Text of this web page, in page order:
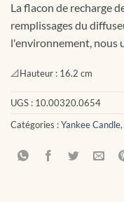
La flacon de recharge
remplissages du
l'environnement, nous
📐Hauteur : 16.2 cm
UGS : 10.00320.0654
Catégories :Yankee Candle,